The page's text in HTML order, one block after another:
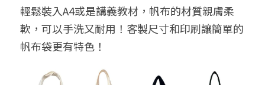
輕鬆裝入A4或是講義教材，帆布的材質親膚柔
軟，可以手洗又耐用！客製尺寸和印刷讓簡單的
帆布袋更有特色！